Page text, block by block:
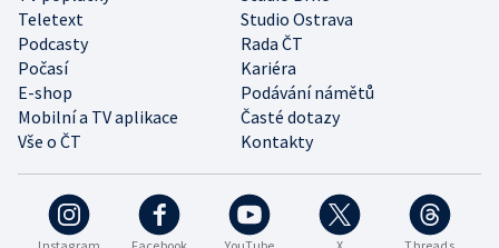
Teletext
Studio Ostrava
Podcasty
Rada ČT
Počasí
Kariéra
E-shop
Podávání námětů
Mobilní a TV aplikace
Časté dotazy
Vše o ČT
Kontakty